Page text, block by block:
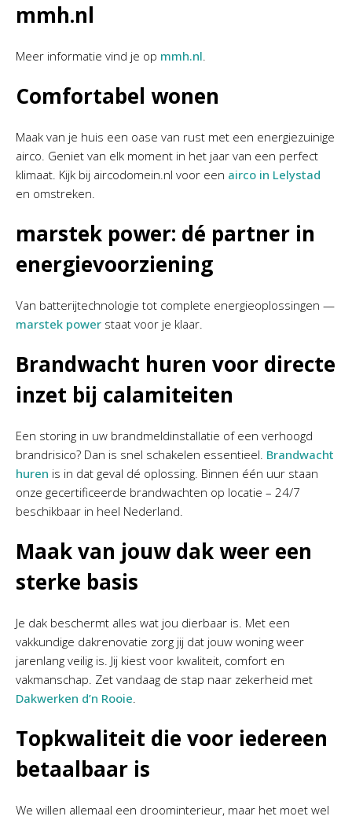
mmh.nl
Meer informatie vind je op mmh.nl.
Comfortabel wonen
Maak van je huis een oase van rust met een energiezuinige
airco. Geniet van elk moment in het jaar van een perfect
klimaat. Kijk bij aircodomein.nl voor een airco in Lelystad
en omstreken.
marstek power: dé partner in
energievoorziening
Van batterijtechnologie tot complete energieoplossingen —
marstek power staat voor je klaar.
Brandwacht huren voor directe
inzet bij calamiteiten
Een storing in uw brandmeldinstallatie of een verhoogd
brandrisico? Dan is snel schakelen essentieel. Brandwacht
huren is in dat geval dé oplossing. Binnen één uur staan
onze gecertificeerde brandwachten op locatie – 24/7
beschikbaar in heel Nederland.
Maak van jouw dak weer een
sterke basis
Je dak beschermt alles wat jou dierbaar is. Met een
vakkundige dakrenovatie zorg jij dat jouw woning weer
jarenlang veilig is. Jij kiest voor kwaliteit, comfort en
vakmanschap. Zet vandaag de stap naar zekerheid met
Dakwerken d’n Rooie.
Topkwaliteit die voor iedereen
betaalbaar is
We willen allemaal een droominterieur, maar het moet wel